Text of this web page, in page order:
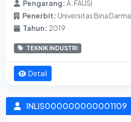
Pengarang: A. FAUSI
Penerbit: Universitas Bina Darma,
Tahun: 2019
TEKNIK INDUSTRI
Detail
INLIS000000000001109